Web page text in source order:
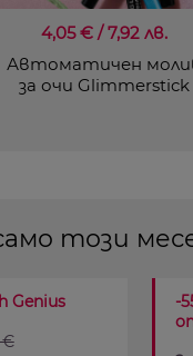
4,05 € / 7,92 лв.
Автоматичен
за очи Glimmerstick
този
Genius
€
-